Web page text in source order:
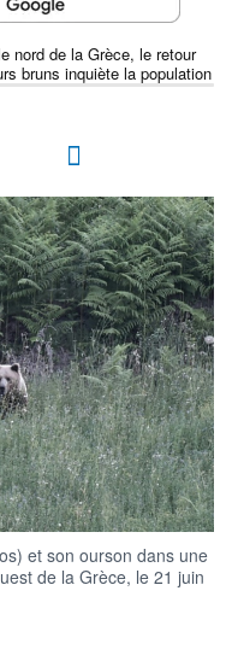
nord de la Grèce, le retour
bruns inquiète la population
et son ourson dans une
de la Grèce, le 21 juin